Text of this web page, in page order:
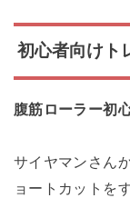
初心者向けト
腹筋ローラー初
サイヤマンさん
ョートカットを